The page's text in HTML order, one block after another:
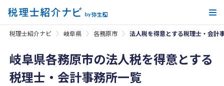
税理士紹介ナビ 岐阜県 各務原市 法人税を得意とする税理士・会計
岐阜県各務原市の法人税を得意とする
税理士・会計事務所一覧